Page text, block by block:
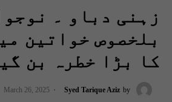
زہنی دباو ۔
بلخصوص خواتین
کا بڑا خطرہ بن
by
Syed Tarique Aziz
March 26, 2025